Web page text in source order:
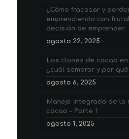
¿Cómo fracasar y
emprendiendo con
decisión de emprender.
agosto 22, 2025
Los clones de cacao en
¿cuál sembrar y por
agosto 6, 2025
Manejo integrado de la
cacao – Parte I
agosto 1, 2025